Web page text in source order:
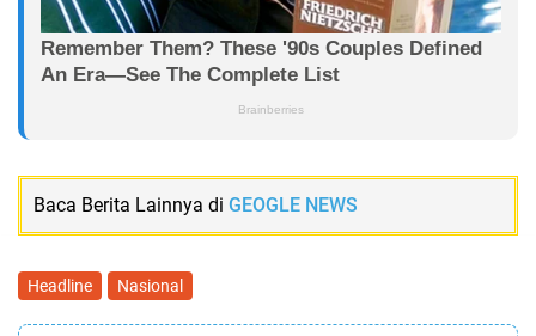
Baca Berita Lainnya di GEOGLE NEWS
Headline Nasional